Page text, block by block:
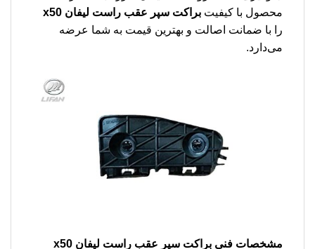
محصول با کیفیت براکت سپر عقب راست لیفان x50
را با ضمانت اصالت و بهترین قیمت به شما عرضه
می‌دارد.
مشخصات فنی براکت سپر عقب راست لیفان x50